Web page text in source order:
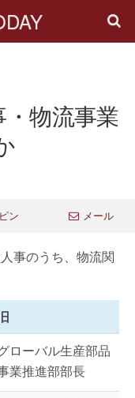
物流事業
ピン メール
事のうち、物流関
ローバル生産部品
業推進部部長